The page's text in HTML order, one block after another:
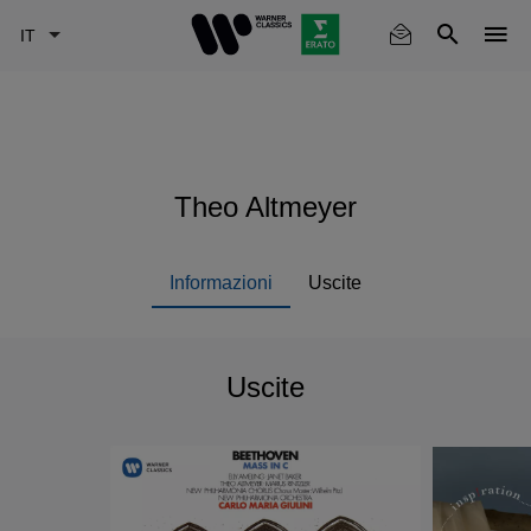
Theo Altmeyer
Informazioni Uscite
Uscite